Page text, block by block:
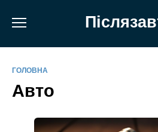
ГОЛОВНА
Авто